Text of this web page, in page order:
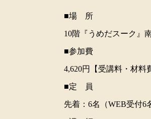
■場 所
10階『うめだスーク』
■参加費
4,620円【受講料・材料
■定 員
先着：6名（WEB受付6